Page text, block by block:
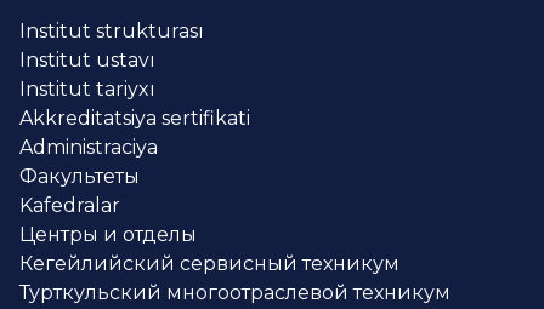
Institut strukturası
Institut ustavı
Institut tariyxı
Akkreditatsiya sertifikati
Administraciya
Факультеты
Kafedralar
Центры и отделы
Кегейлийский сервисный техникум
Турткульский многоотраслевой техникум